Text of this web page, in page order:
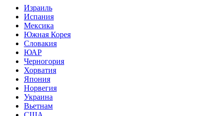
Израиль
Испания
Мексика
Южная Корея
Словакия
ЮАР
Черногория
Хорватия
Япония
Норвегия
Украина
Вьетнам